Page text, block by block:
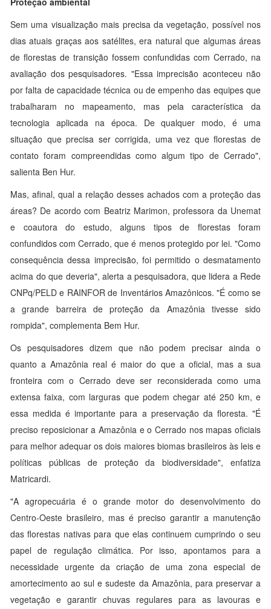
Sem uma visualização mais precisa da vegetação, possível nos
dias atuais graças aos satélites, era natural que algumas áreas
de florestas de transição fossem confundidas com Cerrado, na
avaliação dos pesquisadores. "Essa imprecisão aconteceu não
por falta de capacidade técnica ou de empenho das equipes que
trabalharam no mapeamento, mas pela característica da
tecnologia aplicada na época. De qualquer modo, é uma
situação que precisa ser corrigida, uma vez que florestas de
contato foram compreendidas como algum tipo de Cerrado",
salienta Ben Hur.
Mas, afinal, qual a relação desses achados com a proteção das
áreas? De acordo com Beatriz Marimon, professora da Unemat
e coautora do estudo, alguns tipos de florestas foram
confundidos com Cerrado, que é menos protegido por lei. "Como
consequência dessa imprecisão, foi permitido o desmatamento
acima do que deveria", alerta a pesquisadora, que lidera a Rede
CNPq/PELD e RAINFOR de Inventários Amazônicos. "É como se
a grande barreira de proteção da Amazônia tivesse sido
rompida", complementa Bem Hur.
Os pesquisadores dizem que não podem precisar ainda o
quanto a Amazônia real é maior do que a oficial, mas a sua
fronteira com o Cerrado deve ser reconsiderada como uma
extensa faixa, com larguras que podem chegar até 250 km, e
essa medida é importante para a preservação da floresta. "É
preciso reposicionar a Amazônia e o Cerrado nos mapas oficiais
para melhor adequar os dois maiores biomas brasileiros às leis e
políticas públicas de proteção da biodiversidade", enfatiza
Matricardi.
"A agropecuária é o grande motor do desenvolvimento do
Centro-Oeste brasileiro, mas é preciso garantir a manutenção
das florestas nativas para que elas continuem cumprindo o seu
papel de regulação climática. Por isso, apontamos para a
necessidade urgente da criação de uma zona especial de
amortecimento ao sul e sudeste da Amazônia, para preservar a
vegetação e garantir chuvas regulares para as lavouras e